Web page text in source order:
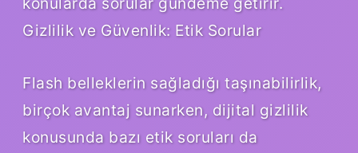
Gizlilik ve Güvenlik: Etik Sorular
Flash belleklerin sağladığı taşınabilirlik,
birçok avantaj sunarken, dijital gizlilik
konusunda bazı etik soruları da